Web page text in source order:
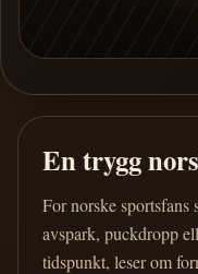
En trygg
For norske sportsfans
avspark, puckdropp
tidspunkt, leser om